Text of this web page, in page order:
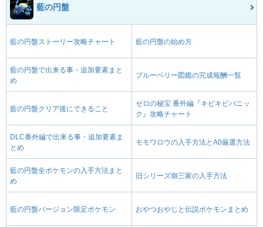
藍の円盤
藍の円盤ストーリー攻略チャート 藍の円盤の始め方
藍の円盤で出来る事・追加要素まと
め
ブルーベリー図鑑の完成報酬一覧
藍の円盤クリア後にできること
ゼロの秘宝 番外編『キビキビパニッ
ク』攻略チャート
DLC番外編で出来る事・追加要素ま
とめ
モモワロウの入手方法とA0厳選方法
藍の円盤全ポケモンの入手方法まと
め
旧シリーズ御三家の入手方法
藍の円盤バージョン限定ポケモン おやつおやじと伝説ポケモンまとめ